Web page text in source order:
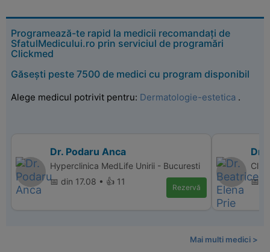
Programează-te rapid la medicii recomandați de
SfatulMedicului.ro prin serviciul de programări
Clickmed
Găsești peste 7500 de medici cu program disponibil
Alege medicul potrivit pentru: Dermatologie-estetica .
Dr. Podaru Anca
Hyperclinica MedLife Unirii - Bucuresti
📅 din 17.08 • 👍 11
Rezervă
Dr.
📅
Mai multi medici >